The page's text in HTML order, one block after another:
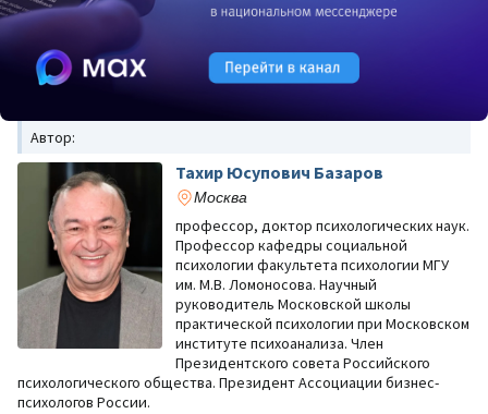
Автор:
Тахир Юсупович Базаров
Москва
профессор, доктор психологических наук.
Профессор кафедры социальной
психологии факультета психологии МГУ
им. М.В. Ломоносова. Научный
руководитель Московской школы
практической психологии при Московском
институте психоанализа. Член
Президентского совета Российского
психологического общества. Президент Ассоциации бизнес-
психологов России.